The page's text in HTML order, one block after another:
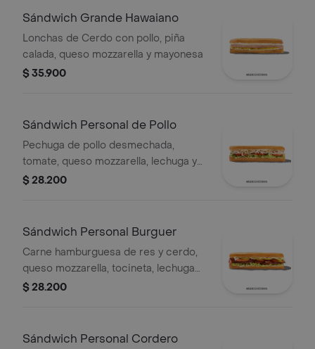
Qbano
Sándwich Grande Hawaiano
Lonchas de Cerdo con pollo, piña
calada, queso mozzarella y mayonesa
$ 35.900
Sándwich Personal de Pollo
Pechuga de pollo desmechada,
tomate, queso mozzarella, lechuga y
mayonesa
$ 28.200
Sándwich Personal Burguer
Carne hamburguesa de res y cerdo,
queso mozzarella, tocineta, lechuga
Batavia, tomate, pepinillos, salsa BBQ
$ 28.200
Sándwich Personal Cordero